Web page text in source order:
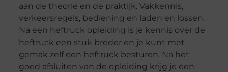
aan de theorie en de praktijk. Vakkennis,
verkeersregels, bediening en laden en lossen.
Na een heftruck opleiding is je kennis over de
heftruck een stuk breder en je kunt met
gemak zelf een heftruck besturen. Na het
goed afsluiten van de opleiding krijg je een